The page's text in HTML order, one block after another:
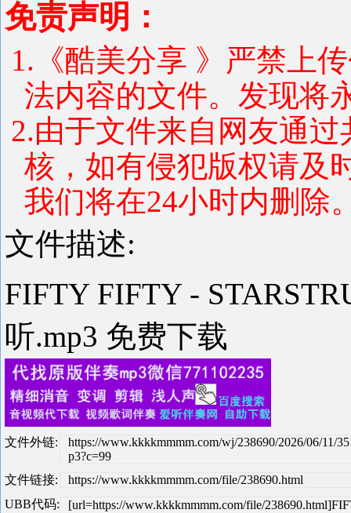
免责声明：
1.《酷美分享 》严禁上
法内容的文件。发现将
2.由于文件来自网友通
核，如有侵犯版权请及
我们将在24小时内删除
文件描述:
FIFTY FIFTY -
听.mp3 免费下载
文件外链:
https://www.kkkkmmmm.com/wj/238690/2026/06/11/
p3?c=99
文件链接:
https://www.kkkkmmmm.com/file/238690.html
UBB代码:
[url=https://www.kkkkmmmm.com/file/